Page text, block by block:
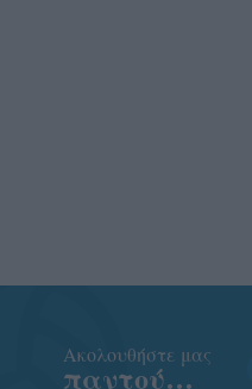
Aκολουθήστε μας
παντού…